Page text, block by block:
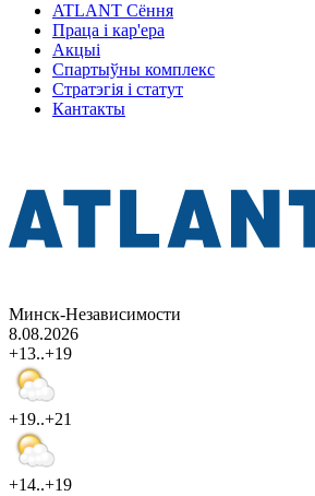
ATLANT Сёння
Праца і кар'ера
Акцыі
Спартыўны комплекс
Стратэгія і статут
Кантакты
Минск-Независимости
8.08.2026
+13..+19
+19..+21
+14..+19